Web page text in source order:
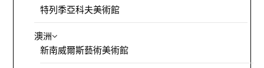
特列季亞科夫美術館
澳洲
新南威爾斯藝術美術館